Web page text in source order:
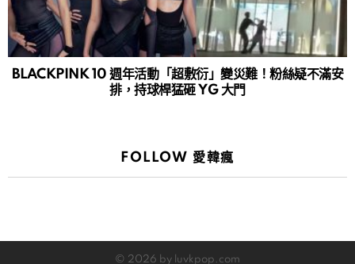
BLACKPINK 10 週年活動「超敷衍」變災難！粉絲疑不滿安
排，持球桿猛砸 YG 大門
FOLLOW 愛韓瘋
© 2026 by luvkpop.com